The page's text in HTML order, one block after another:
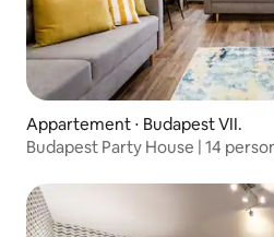
Appartement ⋅ Budapest VII.
Budapest Party House | 14